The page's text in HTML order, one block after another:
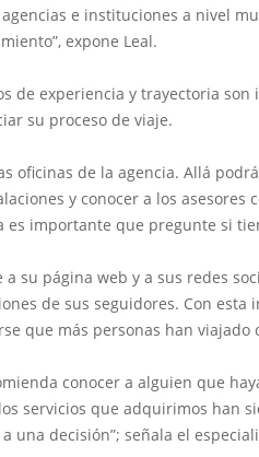
e instituciones a nivel
expone Leal.
de experiencia y trayectoria
su proceso de viaje.
oficinas de la agencia. Allá
y conocer a los asesores
es importante que pregunte si
a su página web y a sus redes
de sus seguidores. Con
que más personas han viajado
conocer a alguien que
servicios que adquirimos han
una decisión”; señala el